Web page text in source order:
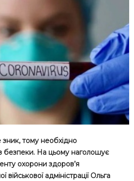
зник, тому необхідно
безпеки. На цьому наголошує
охорони здоров’я
військової адміністрації Ольга